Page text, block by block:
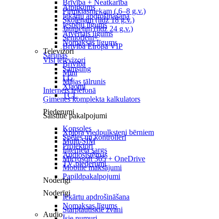
Brīvība + Neatkarība
Pirmklasniekam ( 6–8 g.v.)
Skolēnam (līdz 18 g.v.)
Jaunietim (līdz 24 g.v.)
Senioriem+
Brīvība Eiropā VIP
Sarunas
Brīvība
Mini
Mājas tālrunis
Internets telefonā
Ģimenes komplekta kalkulators
Saistītie pakalpojumi
Xplora viedpulksteņi bērniem
Multi-SIM
Interneta sargs
Microsoft 365 + OneDrive
Mobilie maksājumi
Papildpakalpojumi
Noderīgi
Starptautiskie zvani
Atpirkums
Iekārtu apdrošināšana
Iespēju līgums
Atvērtais līgums
Nomaksas līgums
Televizori
Visi televizori
Samsung
LG
Xiaomi
TCL
Piederumi
Konsoles
Spēles un kontrolieri
Projektori
Audiosistēmas
TV piederumi
Noderīgi
Iekārtu apdrošināšana
Nomaksas līgums
Audio